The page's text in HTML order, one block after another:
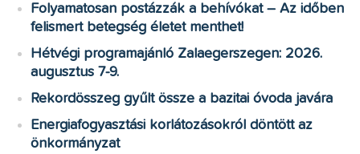
Folyamatosan postázzák a behívókat – Az időben
felismert betegség életet menthet!
Hétvégi programajánló Zalaegerszegen: 2026.
augusztus 7-9.
Rekordösszeg gyűlt össze a bazitai óvoda javára
Energiafogyasztási korlátozásokról döntött az
önkormányzat